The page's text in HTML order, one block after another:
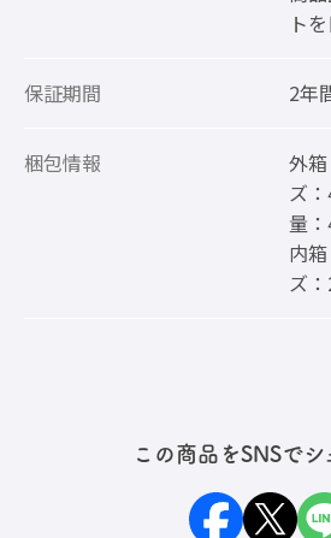
ト
保証期間 2年
梱包情報
外
ズ
量
内
ズ
この商品をSNSでシ